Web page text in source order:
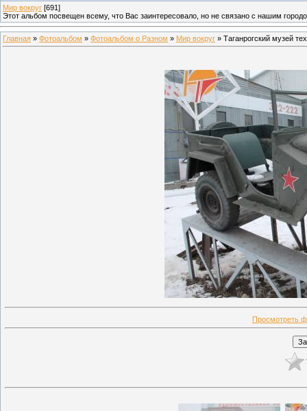
Мир вокруг [691]
Этот альбом посвещен всему, что Вас заинтересовало, но не связано с нашим
Главная » Фотоальбом » Фотоальбом о Разном » Мир вокруг » Таганрогский музей
Просмотреть